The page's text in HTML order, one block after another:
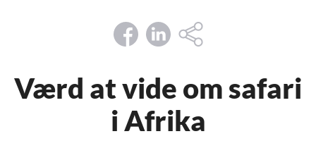
Værd at vide om safari
i Afrika